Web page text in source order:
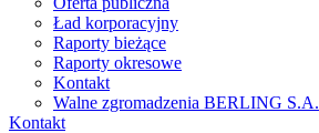
Ład korporacyjny
Raporty bieżące
Raporty okresowe
Kontakt
Walne zgromadzenia BERLING S.A.
Kontakt